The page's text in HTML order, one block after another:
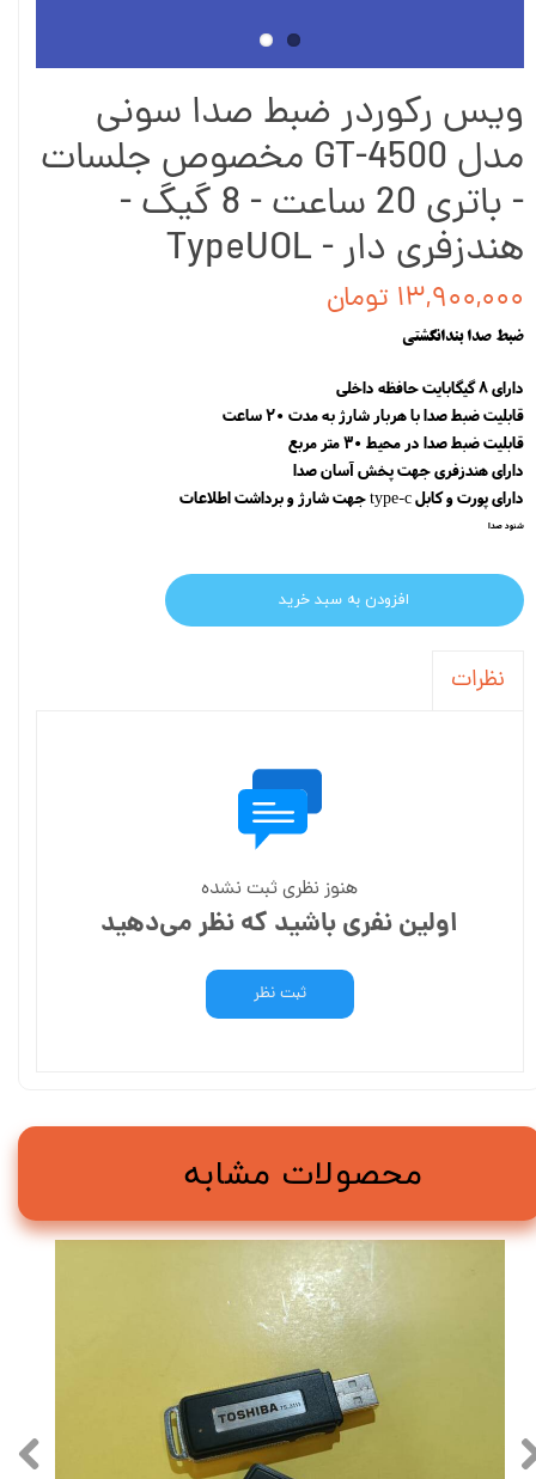
ویس رکوردر ضبط صدا سونی
مدل GT-4500 مخصوص جلسات
- باتری 20 ساعت - 8 گیگ -
هندزفری دار - TypeUOL
۱۳,۹۰۰,۰۰۰ تومان
ضبط صدا بندانگشتی
دارای 8 گیگابایت حافظه داخلی
قابلیت ضبط صدا با هربار شارژ به مدت 20 ساعت
قابلیت ضبط صدا در محیط 30 متر مربع
دارای هندزفری جهت پخش آسان صدا
دارای پورت و کابل type-c جهت شارژ و برداشت اطلاعات
شنود صدا
افزودن به سبد خرید
نظرات
هنوز نظری ثبت نشده
اولین نفری باشید که نظر می‌دهید
ثبت نظر
محصولات مشابه